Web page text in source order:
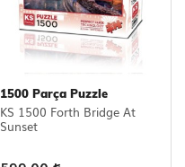
1500 Parça Puzzle
KS 1500 Forth Bridge At
Sunset